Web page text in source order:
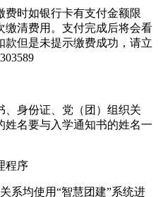
费时如银行卡有支付金额限
缴清费用。支付完成后将会看
但是未提示缴费成功，请立
、身份证、党（团）组织关
姓名要与入学通知书的姓名一
程序
系均使用“智慧团建”系统进